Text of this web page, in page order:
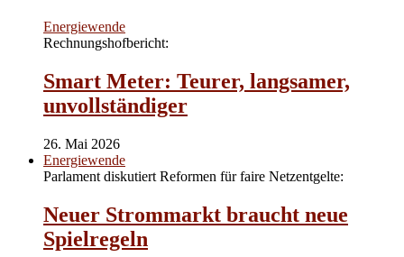
Energiewende
Rechnungshofbericht:
Smart Meter: Teurer, langsamer,
unvollständiger
26. Mai 2026
Energiewende
Parlament diskutiert Reformen für faire Netzentgelte:
Neuer Strommarkt braucht neue
Spielregeln